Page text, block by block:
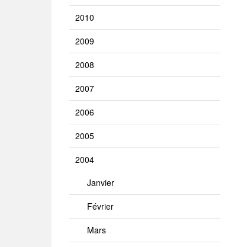
2010
2009
2008
2007
2006
2005
2004
Janvier
Février
Mars